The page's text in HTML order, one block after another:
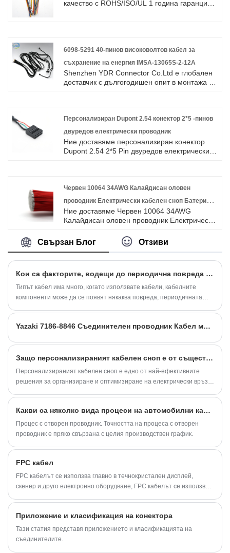
Америка. Очакваме да станем ваши
качество с ROHS/ISO/UL 1 година гаранция.
Очакваме да станем ваши дългосрочни
6098-5291 40-пинов високоволтов кабел за
съхранение на енергия IMSA-13065S-2-12A
Shenzhen YDR Connector Co.Ltd е глобален
доставчик с дългогодишен опит в монтажа на
Персонализиран Dupont 2.54 конектор 2*5 -пинов
двуредов електрически проводник
Ние доставяме персонализиран конектор
Dupont 2.54 2*5 Pin двуредов електрически
конектори в продължение на 10 години,
обхващайки по -голямата част от пазара в
Азия, Европа и Америка. Очакваме да
станем ваши дългосрочни партньори в
Китай.
Червен 10064 34AWG Калайдисан оловен
проводник Електрически кабелен сноп Батериен
терминален кабел Персонализируем
Ние доставяме Червен 10064 34AWG
Калайдисан оловен проводник Електрически
Персонализирано високо качество с
ROHS/ISO/UL 1 година гаранция.
на 10 години, обхващайки по -голямата част
от пазара в Азия, Европа и Америка.
Очакваме да станем ваши дългосрочни
Свързан Блог Отзиви
Кои са факторите, водещи до периодична повреда на кабелните компоненти?
Типът кабел има много, когато използвате кабели, кабелните
компоненти може да се появят някаква повреда, периодичната
причината за кабелните компоненти на периодична повреда колко
Yazaki 7186-8846 Съединителен проводник Кабел мъжки женски калайдисан меден материал
Защо персонализираният кабелен сноп е от съществено значение за надеждни електрически системи?
Персонализираният кабелен сноп е едно от най-ефективните
решения за организиране и оптимизиране на електрически връзки
Какви са няколко вида процеси на автомобилни кабелни снопове¼
Процес с отворен проводник. Точността на процеса с отворен
проводник е пряко свързана с целия производствен график.
FPC кабел
FPC кабелът се използва главно в течнокристален дисплей,
скенер и друго електронно оборудване, FPC кабелът се използва в
оборудване.
Приложение и класификация на конектора
Тази статия представя приложението и класификацията на
съединителите.